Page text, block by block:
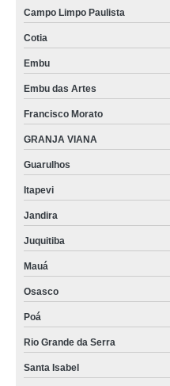
Campo Limpo Paulista
Cotia
Embu
Embu das Artes
Francisco Morato
GRANJA VIANA
Guarulhos
Itapevi
Jandira
Juquitiba
Mauá
Osasco
Poá
Rio Grande da Serra
Santa Isabel